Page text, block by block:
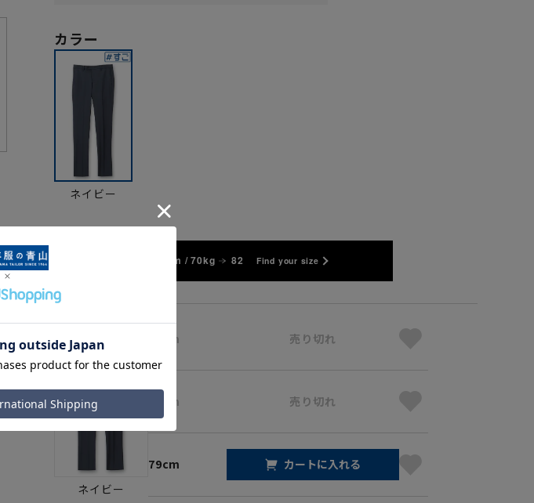
カラー
ネイビー
173cm / 70kg 82 Find your size
ネイビー
73cm 売り切れ
76cm 売り切れ
79cm カートに入れる